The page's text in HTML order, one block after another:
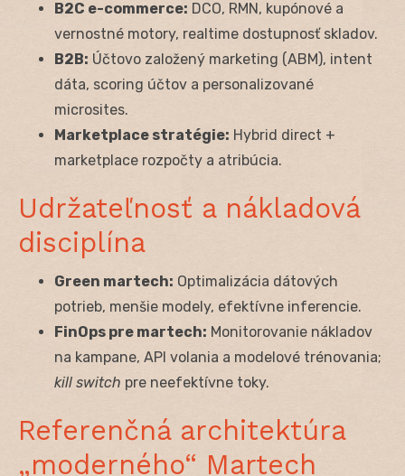
B2C e-commerce: DCO, RMN, kupónové a
vernostné motory, realtime dostupnosť skladov.
B2B: Účtovo založený marketing (ABM), intent
dáta, scoring účtov a personalizované
microsites.
Marketplace stratégie: Hybrid direct +
marketplace rozpočty a atribúcia.
Udržateľnosť a nákladová
disciplína
Green martech: Optimalizácia dátových
potrieb, menšie modely, efektívne inferencie.
FinOps pre martech: Monitorovanie nákladov
na kampane, API volania a modelové trénovania;
kill switch pre neefektívne toky.
Referenčná architektúra
„moderného“ Martech